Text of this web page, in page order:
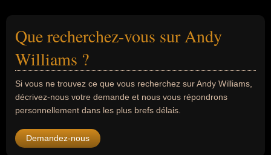
Que recherchez-vous sur Andy
Williams ?
Si vous ne trouvez ce que vous recherchez sur Andy Williams,
décrivez-nous votre demande et nous vous répondrons
personnellement dans les plus brefs délais.
Demandez-nous